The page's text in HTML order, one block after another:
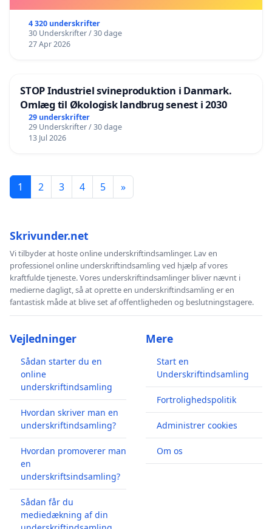
4 320 underskrifter
30 Underskrifter / 30 dage
27 Apr 2026
STOP Industriel svineproduktion i Danmark.
Omlæg til Økologisk landbrug senest i 2030
29 underskrifter
29 Underskrifter / 30 dage
13 Jul 2026
1 2 3 4 5 »
Skrivunder.net
Vi tilbyder at hoste online underskriftindsamlinger. Lav en
professionel online underskriftindsamling ved hjælp af vores
kraftfulde tjeneste. Vores underskriftindsamlinger bliver nævnt i
medierne dagligt, så at oprette en underskriftindsamling er en
fantastisk måde at blive set af offentligheden og beslutningstagere.
Vejledninger
Sådan starter du en
online
underskriftindsamling
Hvordan skriver man en
underskriftindsamling?
Hvordan promoverer man
en
underskriftsindsamling?
Sådan får du
mediedækning af din
Mere
Start en
Underskriftindsamling
Fortrolighedspolitik
Administrer cookies
Om os